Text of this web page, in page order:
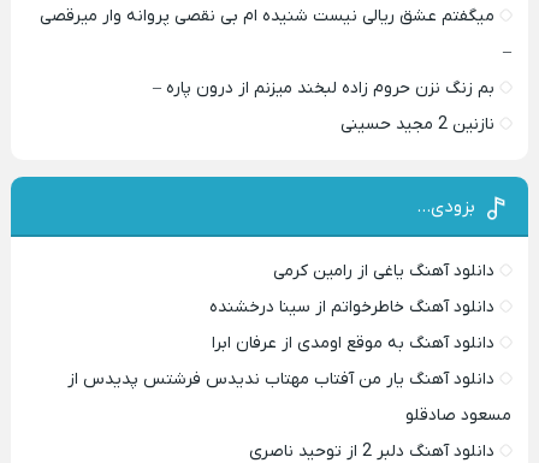
میگفتم عشق ریالی نیست شنیده ام بی نقصی پروانه وار میرقصی
–
بم زنگ نزن حروم زاده لبخند میزنم از درون پاره –
نازنین 2 مجید حسینی
بزودی…
دانلود آهنگ یاغی از رامین کرمی
دانلود آهنگ خاطرخواتم از سینا درخشنده
دانلود آهنگ به موقع اومدی از عرفان ابرا
دانلود آهنگ یار من آفتاب مهتاب ندیدس فرشتس پدیدس از
مسعود صادقلو
دانلود آهنگ دلبر 2 از توحید ناصری